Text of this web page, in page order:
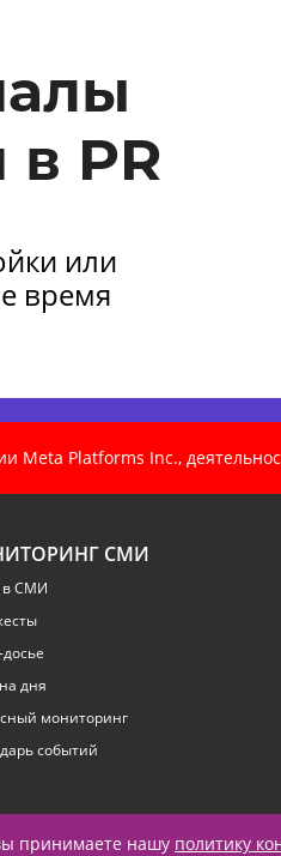
PR
или
время
Platforms Inc.,
СМИ
в СМИ
дня
мониторинг
событий
принимаете нашу политику